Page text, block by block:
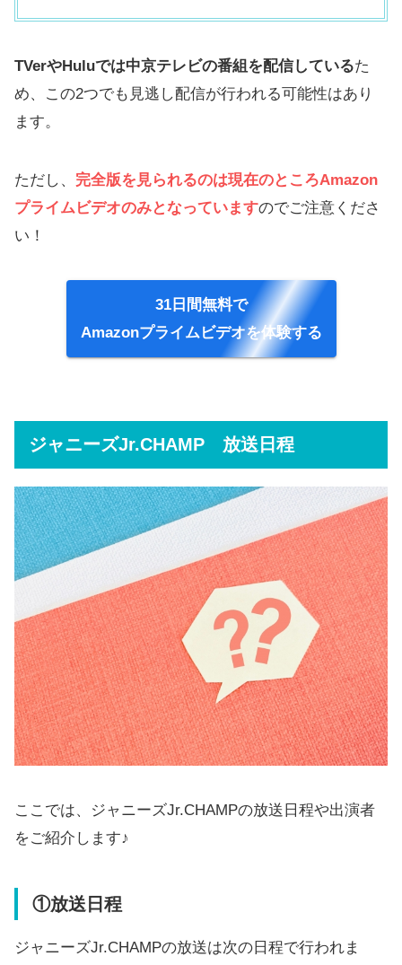
TVerやHuluでは中京テレビの番組を配信しているた
め、この2つでも見逃し配信が行われる可能性はあり
ます。
ただし、 完全版を見られるのは現在のところAmazon
プライムビデオのみとなっていますのでご注意くださ
い！
31日間無料で
Amazonプライムビデオを体験する
ジャニーズJr.CHAMP 放送日程
ここでは、ジャニーズJr.CHAMPの放送日程や出演者
をご紹介します♪
①放送日程
ジャニーズJr.CHAMPの放送は次の日程で行われま